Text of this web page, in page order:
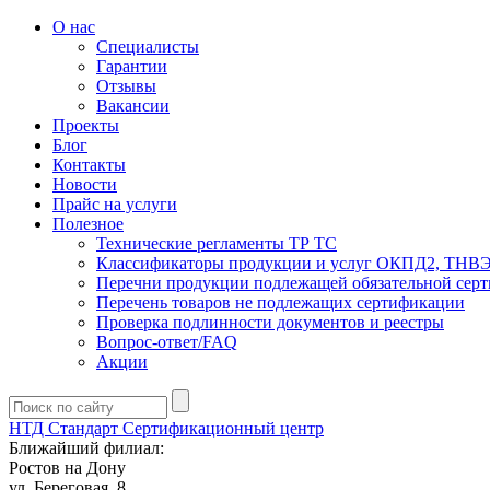
О нас
Специалисты
Гарантии
Отзывы
Вакансии
Проекты
Блог
Контакты
Новости
Прайс на услуги
Полезное
Технические регламенты ТР ТС
Классификаторы продукции и услуг ОКПД2,
Перечни продукции подлежащей обязательной
Перечень товаров не подлежащих сертификации
Проверка подлинности документов и реестры
Вопрос-ответ/FAQ
Акции
НТД Стандарт Сертификационный центр
Ближайший филиал:
Ростов на Дону